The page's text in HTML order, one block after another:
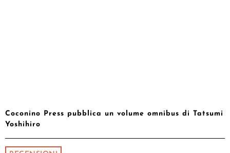
Coconino Press pubblica un volume omnibus di Tatsumi
Yoshihiro